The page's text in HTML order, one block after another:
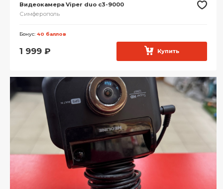
Видеокамера Viper duo c3-9000
Симферополь
Бонус: 40 баллов
1 999 ₽ Купить